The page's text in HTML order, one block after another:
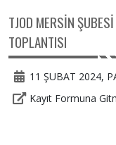
TJOD MERSİN
TOPLANTISI
11 ŞUBAT 2024,
Kayıt Formuna